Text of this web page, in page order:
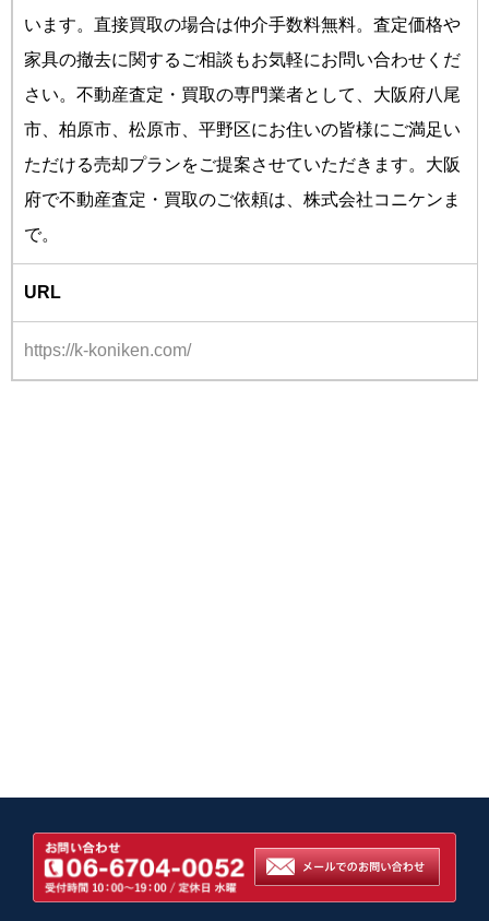
います。直接買取の場合は仲介手数料無料。査定価格や
家具の撤去に関するご相談もお気軽にお問い合わせくだ
さい。不動産査定・買取の専門業者として、大阪府八尾
市、柏原市、松原市、平野区にお住いの皆様にご満足い
ただける売却プランをご提案させていただきます。大阪
府で不動産査定・買取のご依頼は、株式会社コニケンま
で。
URL
https://k-koniken.com/